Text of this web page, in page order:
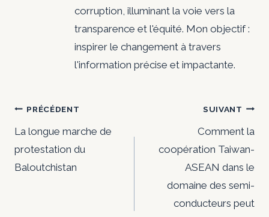
corruption, illuminant la voie vers la
transparence et l'équité. Mon objectif :
inspirer le changement à travers
l'information précise et impactante.
Navigation
de
l’article
PRÉCÉDENT
La longue marche de
protestation du
Baloutchistan
SUIVANT
Comment la
coopération Taiwan-
ASEAN dans le
domaine des semi-
conducteurs peut